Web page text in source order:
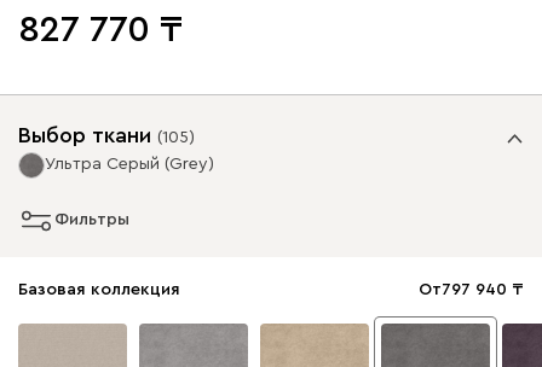
827 770
Выбор ткани (105)
Ультра Серый (Grey)
Фильтры
Базовая коллекция От797 940